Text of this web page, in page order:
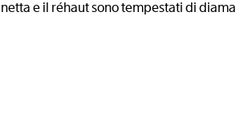
e il réhaut sono tempestati di